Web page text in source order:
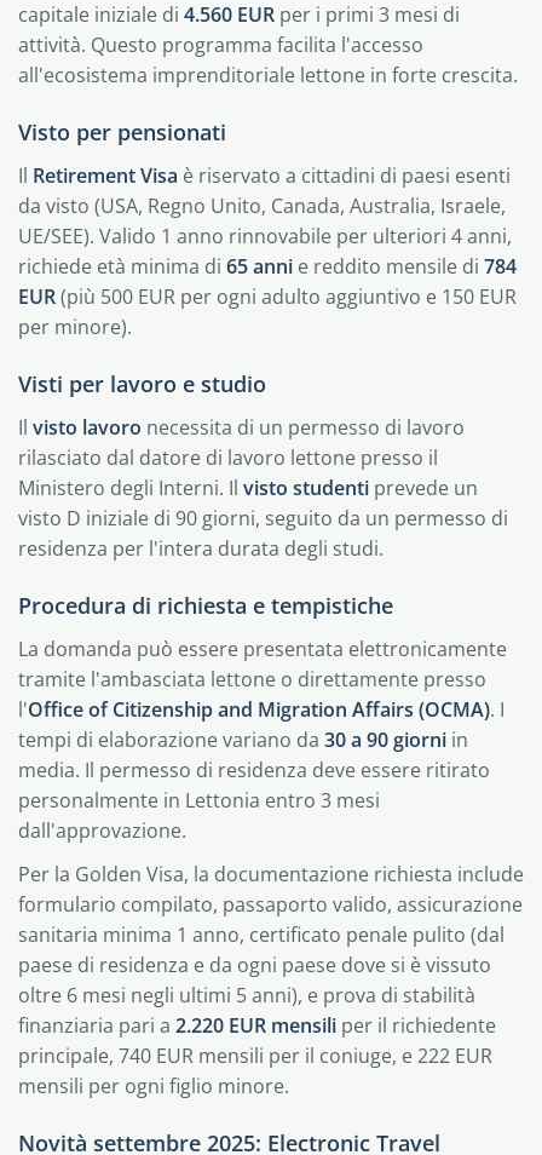
capitale iniziale di 4.560 EUR per i primi 3 mesi di
attività. Questo programma facilita l'accesso
all'ecosistema imprenditoriale lettone in forte crescita.
Visto per pensionati
Il Retirement Visa è riservato a cittadini di paesi esenti
da visto (USA, Regno Unito, Canada, Australia, Israele,
UE/SEE). Valido 1 anno rinnovabile per ulteriori 4 anni,
richiede età minima di 65 anni e reddito mensile di 784
EUR(più 500 EUR per ogni adulto aggiuntivo e 150 EUR
per minore).
Visti per lavoro e studio
Il visto lavoro necessita di un permesso di lavoro
rilasciato dal datore di lavoro lettone presso il
Ministero degli Interni. Il visto studenti prevede un
visto D iniziale di 90 giorni, seguito da un permesso di
residenza per l'intera durata degli studi.
Procedura di richiesta e tempistiche
La domanda può essere presentata elettronicamente
tramite l'ambasciata lettone o direttamente presso
l'Office of Citizenship and Migration Affairs (OCMA). I
tempi di elaborazione variano da 30 a 90 giorni in
media. Il permesso di residenza deve essere ritirato
personalmente in Lettonia entro 3 mesi
dall'approvazione.
Per la Golden Visa, la documentazione richiesta include
formulario compilato, passaporto valido, assicurazione
sanitaria minima 1 anno, certificato penale pulito (dal
paese di residenza e da ogni paese dove si è vissuto
oltre 6 mesi negli ultimi 5 anni), e prova di stabilità
finanziaria pari a 2.220 EUR mensili per il richiedente
principale, 740 EUR mensili per il coniuge, e 222 EUR
mensili per ogni figlio minore.
Novità settembre 2025: Electronic Travel